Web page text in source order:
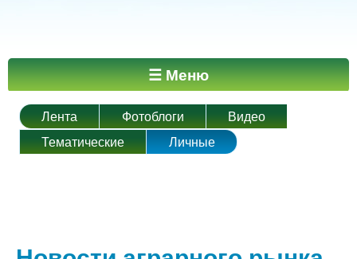
Главное меню ☰ Меню
Лента Фотоблоги
Видео
Тематические
Личные